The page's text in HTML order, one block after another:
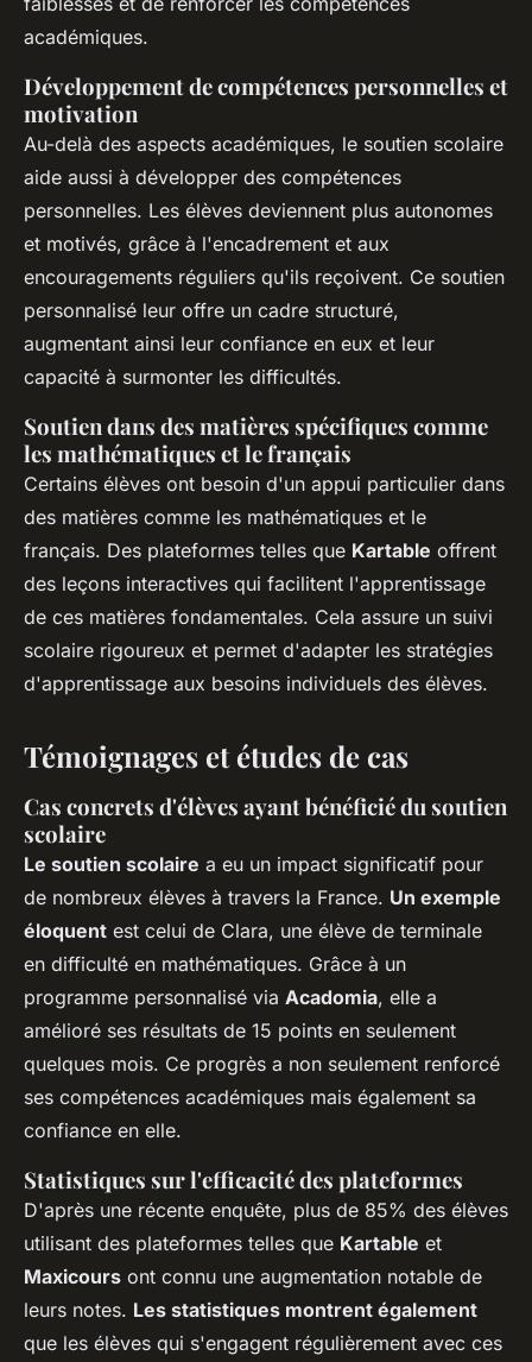
académiques.
Développement de compétences personnelles et
motivation
Au-delà des aspects académiques, le soutien scolaire
aide aussi à développer des compétences
personnelles. Les élèves deviennent plus autonomes
et motivés, grâce à l'encadrement et aux
encouragements réguliers qu'ils reçoivent. Ce soutien
personnalisé leur offre un cadre structuré,
augmentant ainsi leur confiance en eux et leur
capacité à surmonter les difficultés.
Soutien dans des matières spécifiques comme
les mathématiques et le français
Certains élèves ont besoin d'un appui particulier dans
des matières comme les mathématiques et le
français. Des plateformes telles que Kartable offrent
des leçons interactives qui facilitent l'apprentissage
de ces matières fondamentales. Cela assure un suivi
scolaire rigoureux et permet d'adapter les stratégies
d'apprentissage aux besoins individuels des élèves.
Témoignages et études de cas
Cas concrets d'élèves ayant bénéficié du soutien
scolaire
Le soutien scolaire a eu un impact significatif pour
de nombreux élèves à travers la France. Un exemple
éloquent est celui de Clara, une élève de terminale
en difficulté en mathématiques. Grâce à un
programme personnalisé via Acadomia, elle a
amélioré ses résultats de 15 points en seulement
quelques mois. Ce progrès a non seulement renforcé
ses compétences académiques mais également sa
confiance en elle.
Statistiques sur l'efficacité des plateformes
D'après une récente enquête, plus de 85% des élèves
utilisant des plateformes telles que Kartable et
Maxicours ont connu une augmentation notable de
leurs notes. Les statistiques montrent également
que les élèves qui s'engagent régulièrement avec ces